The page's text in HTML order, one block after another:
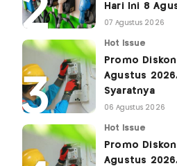
Hari Ini 8
07 Agustus 2026
Hot Issue
Promo
Agustus
Syaratnya
06 Agustus 2026
Hot Issue
Promo
Agustus